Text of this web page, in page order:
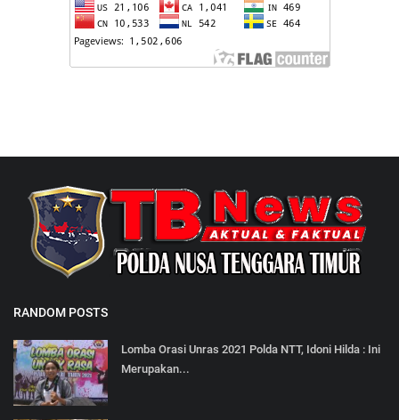
RANDOM POSTS
Lomba Orasi Unras 2021 Polda NTT, Idoni Hilda : Ini
Merupakan...